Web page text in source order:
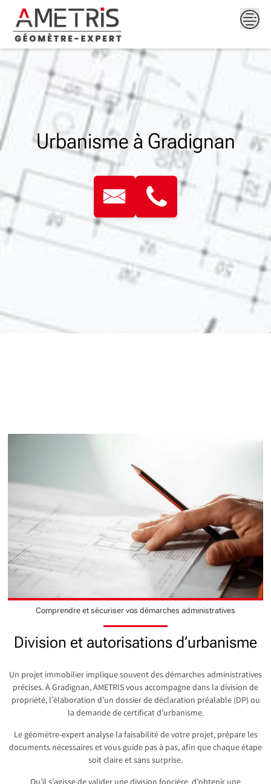
content
Urbanisme à Gradignan
Comprendre et sécuriser vos démarches administratives
Division et autorisations d’urbanisme
Un projet immobilier implique souvent des démarches administratives
précises. À Gradignan, AMETRIS vous accompagne dans la division de
propriété, l’élaboration d’un dossier de déclaration préalable (DP) ou
la demande de certificat d’urbanisme.
Le géomètre-expert analyse la faisabilité de votre projet, prépare les
documents nécessaires et vous guide pas à pas, afin que chaque étape
soit claire et sans surprise.